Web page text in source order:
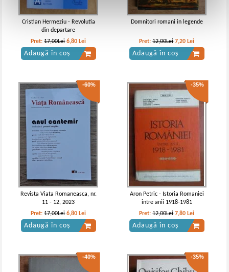
Cristian Hermeziu - Revolutia
din departare
Pret:17,00Lei 6,80 Lei
Adaugă în coș
Domnitori romani in legende
Pret:12,00Lei 7,20 Lei
Adaugă în coș
-60%
Revista Viata Romaneasca, nr.
11 - 12, 2023
Pret:17,00Lei 6,80 Lei
Adaugă în coș
-35%
Aron Petric - Istoria Romaniei
intre anii 1918-1981
Pret:12,00Lei 7,80 Lei
Adaugă în coș
-40% -35%